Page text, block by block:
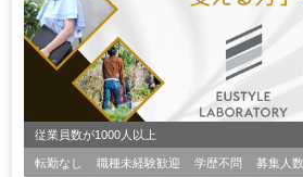
従業員数が1000人以上
転勤なし 職種未経験歓迎 学歴不問 募集人